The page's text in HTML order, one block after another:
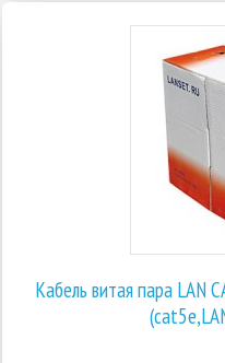
Кабель витая пара LAN